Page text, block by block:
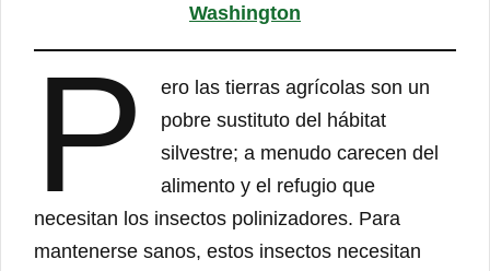
Washington
P
ero las tierras agrícolas son un
pobre sustituto del hábitat
silvestre; a menudo carecen del
alimento y el refugio que
necesitan los insectos polinizadores. Para
mantenerse sanos, estos insectos necesitan